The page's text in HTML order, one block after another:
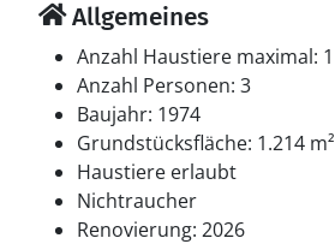
Allgemeines
Anzahl Haustiere maximal: 1
Anzahl Personen: 3
Baujahr: 1974
Grundstücksfläche: 1.214 m²
Haustiere erlaubt
Nichtraucher
Renovierung: 2026